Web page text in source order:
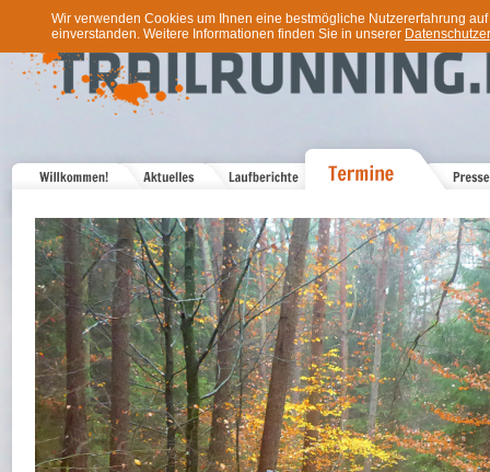
Wir verwenden Cookies um Ihnen eine bestmögliche Nutzererfahrung
einverstanden. Weitere Informationen finden Sie in unserer